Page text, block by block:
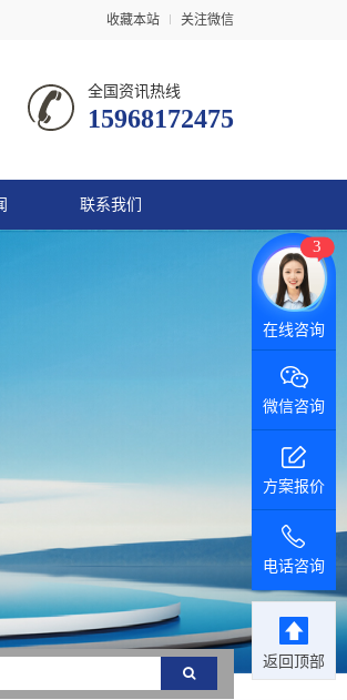
收藏本站 关注微信
全国资讯热线
15968172475
联系我们
3
微信咨询
方案报价
电话咨询
返回顶部